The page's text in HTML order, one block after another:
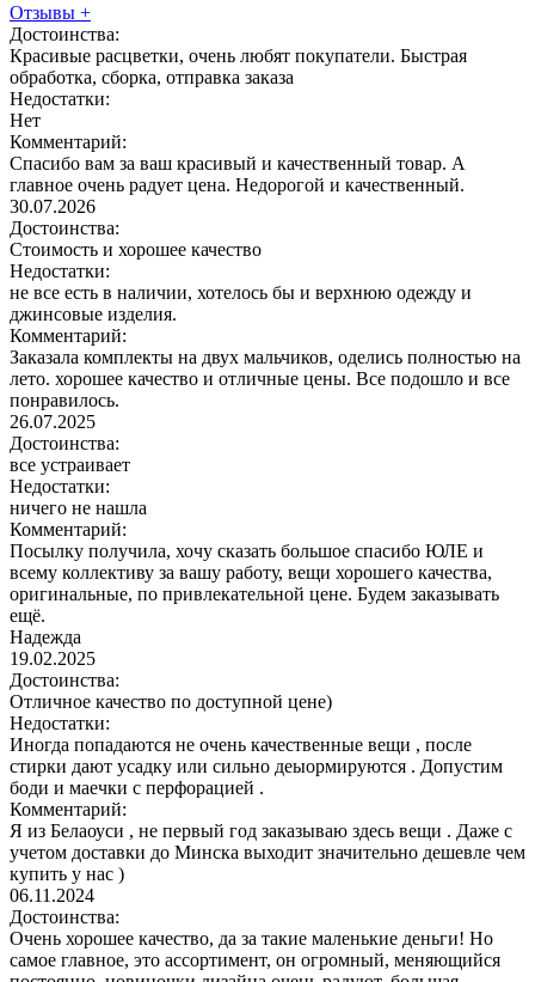
Отзывы +
Достоинства:
Красивые расцветки, очень любят покупатели. Быстрая
обработка, сборка, отправка заказа
Недостатки:
Нет
Комментарий:
Спасибо вам за ваш красивый и качественный товар. А
главное очень радует цена. Недорогой и качественный.
30.07.2026
Достоинства:
Стоимость и хорошее качество
Недостатки:
не все есть в наличии, хотелось бы и верхнюю одежду и
джинсовые изделия.
Комментарий:
Заказала комплекты на двух мальчиков, оделись полностью на
лето. хорошее качество и отличные цены. Все подошло и все
понравилось.
26.07.2025
Достоинства:
все устраивает
Недостатки:
ничего не нашла
Комментарий:
Посылку получила, хочу сказать большое спасибо ЮЛЕ и
всему коллективу за вашу работу, вещи хорошего качества,
оригинальные, по привлекательной цене. Будем заказывать
ещё.
Надежда
19.02.2025
Достоинства:
Отличное качество по доступной цене)
Недостатки:
Иногда попадаются не очень качественные вещи , после
стирки дают усадку или сильно деыормируются . Допустим
боди и маечки с перфорацией .
Комментарий:
Я из Белаоуси , не первый год заказываю здесь вещи . Даже с
учетом доставки до Минска выходит значительно дешевле чем
купить у нас )
06.11.2024
Достоинства:
Очень хорошее качество, да за такие маленькие деньги! Но
самое главное, это ассортимент, он огромный, меняющийся